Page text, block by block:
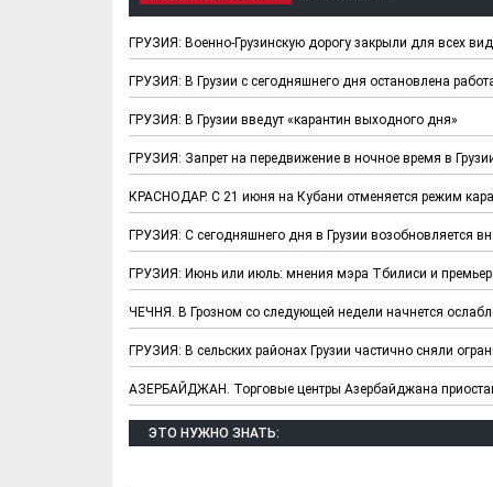
ГРУЗИЯ: Военно-Грузинскую дорогу закрыли для всех
ГРУЗИЯ: В Грузии с сегодняшнего дня остановлена
ГРУЗИЯ: В Грузии введут «карантин выходного дня»
ГРУЗИЯ: Запрет на передвижение в ночное время в
КРАСНОДАР. С 21 июня на Кубани отменяется режим
ГРУЗИЯ: С сегодняшнего дня в Грузии возобновляется
ГРУЗИЯ: Июнь или июль: мнения мэра Тбилиси и
ЧЕЧНЯ. В Грозном со следующей недели начнется
ГРУЗИЯ: В сельских районах Грузии частично сняли
АЗЕРБАЙДЖАН. Торговые центры Азербайджана
ЭТО НУЖНО ЗНАТЬ:
Х. Гапураев. Капкан
для Зелимхана (Отр.
из романа «1овда»)
ЧЕЧНЯ. А.